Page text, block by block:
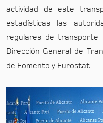
actividad de este
estadísticas las
regulares de transporte
Dirección General de
de Fomento y Eurostat.